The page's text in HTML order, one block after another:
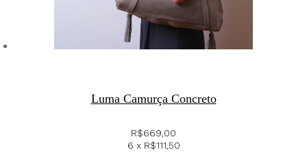
Luma Camurça Concreto
R$669,00
6 x R$111,50